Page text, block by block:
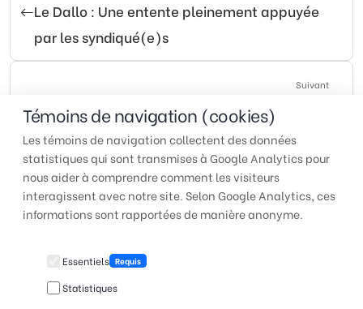
Témoins de navigation (cookies)
Les témoins de navigation collectent des données
statistiques qui sont transmises à Google Analytics pour
nous aider à comprendre comment les visiteurs
interagissent avec notre site. Selon Google Analytics, ces
informations sont rapportées de manière anonyme.
Essentiels Requis
Statistiques
Le Dallo : Une entente pleinement appuyée
par les syndiqué(e)s
Suivant
Nouvelle entente pour les syndiqué(e)s du
Marché Aliguy à Témiscaming
TUAC QUÉBEC | Pour faire